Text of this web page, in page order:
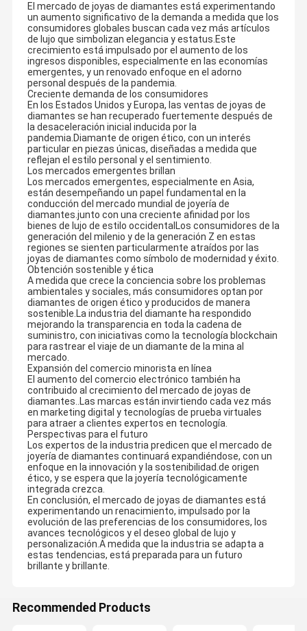
El mercado de joyas de diamantes está experimentando
un aumento significativo de la demanda a medida que los
consumidores globales buscan cada vez más artículos
de lujo que simbolizan elegancia y estatus.Este
crecimiento está impulsado por el aumento de los
ingresos disponibles, especialmente en las economías
emergentes, y un renovado enfoque en el adorno
personal después de la pandemia.
Creciente demanda de los consumidores
En los Estados Unidos y Europa, las ventas de joyas de
diamantes se han recuperado fuertemente después de
la desaceleración inicial inducida por la
pandemia.Diamante de origen ético, con un interés
particular en piezas únicas, diseñadas a medida que
reflejan el estilo personal y el sentimiento.
Los mercados emergentes brillan
Los mercados emergentes, especialmente en Asia,
están desempeñando un papel fundamental en la
conducción del mercado mundial de joyería de
diamantes.junto con una creciente afinidad por los
bienes de lujo de estilo occidentalLos consumidores de la
generación del milenio y de la generación Z en estas
regiones se sienten particularmente atraídos por las
joyas de diamantes como símbolo de modernidad y éxito.
Obtención sostenible y ética
A medida que crece la conciencia sobre los problemas
ambientales y sociales, más consumidores optan por
diamantes de origen ético y producidos de manera
sostenible.La industria del diamante ha respondido
mejorando la transparencia en toda la cadena de
suministro, con iniciativas como la tecnología blockchain
para rastrear el viaje de un diamante de la mina al
mercado.
Expansión del comercio minorista en línea
El aumento del comercio electrónico también ha
contribuido al crecimiento del mercado de joyas de
diamantes..Las marcas están invirtiendo cada vez más
en marketing digital y tecnologías de prueba virtuales
para atraer a clientes expertos en tecnología.
Perspectivas para el futuro
Los expertos de la industria predicen que el mercado de
joyería de diamantes continuará expandiéndose, con un
enfoque en la innovación y la sostenibilidad.de origen
ético, y se espera que la joyería tecnológicamente
integrada crezca.
En conclusión, el mercado de joyas de diamantes está
experimentando un renacimiento, impulsado por la
evolución de las preferencias de los consumidores, los
avances tecnológicos y el deseo global de lujo y
personalización.A medida que la industria se adapta a
estas tendencias, está preparada para un futuro
brillante y brillante.
Recommended Products